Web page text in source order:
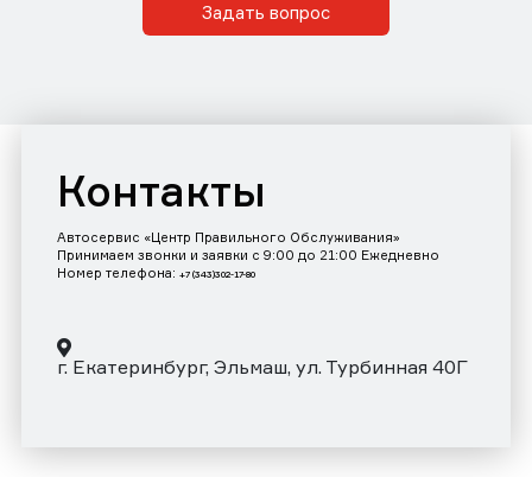
Задать вопрос
Контакты
Автосервис «Центр Правильного Обслуживания»
Принимаем звонки и заявки с 9:00 до 21:00 Ежедневно
Номер телефона: +7 (343)302-17-80
г. Екатеринбург, Эльмаш, ул. Турбинная 40Г